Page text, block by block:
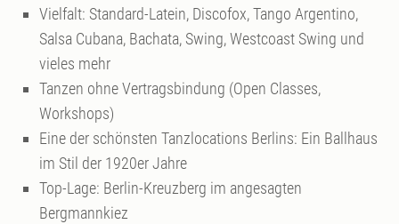
Vielfalt: Standard-Latein, Discofox, Tango Argentino,
Salsa Cubana, Bachata, Swing, Westcoast Swing und
vieles mehr
Tanzen ohne Vertragsbindung (Open Classes,
Workshops)
Eine der schönsten Tanzlocations Berlins: Ein Ballhaus
im Stil der 1920er Jahre
Top-Lage: Berlin-Kreuzberg im angesagten
Bergmannkiez